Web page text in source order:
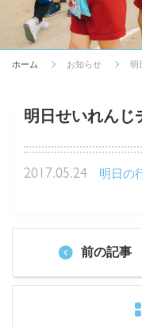
ホーム お知らせ 明
明日せいれんじ
2017.05.24 明日の
前の記事